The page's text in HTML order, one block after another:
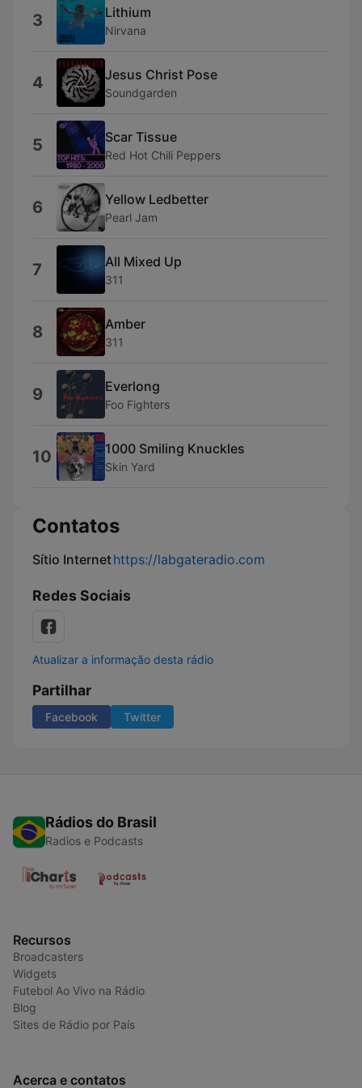
3 Lithium
Nirvana
4 Jesus Christ Pose
Soundgarden
5 Scar Tissue
Red Hot Chili Peppers
6 Yellow Ledbetter
Pearl Jam
7 All Mixed Up
311
8 Amber
311
9 Everlong
Foo Fighters
10 1000 Smiling Knuckles
Skin Yard
Contatos
Sítio Internethttps://labgateradio.com
Redes Sociais
Atualizar a informação desta rádio
Partilhar
Facebook Twitter
Rádios do Brasil
Radios e Podcasts
Recursos
Broadcasters
Widgets
Futebol Ao Vivo na Rádio
Blog
Sites de Rádio por País
Acerca e contatos